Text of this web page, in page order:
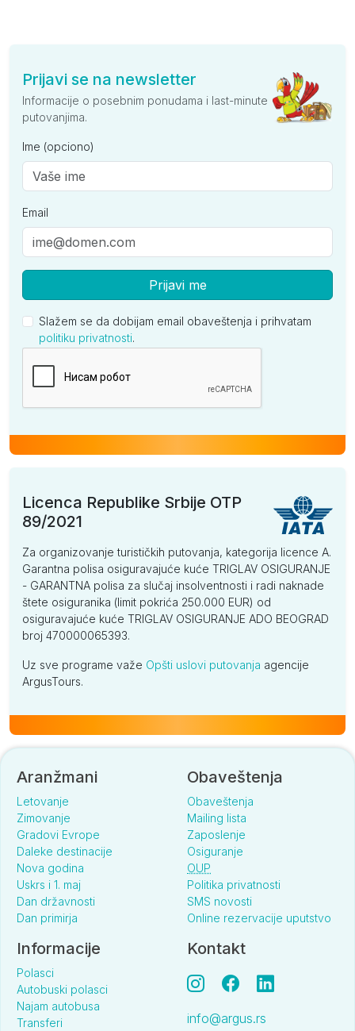
Prijavi se na newsletter
Informacije o posebnim ponudama i last-minute
putovanjima.
Ime (opciono)
Email
Prijavi me
Slažem se da dobijam email obaveštenja i prihvatam
politiku privatnosti.
Licenca Republike Srbije OTP
89/2021
Za organizovanje turističkih putovanja, kategorija licence A.
Garantna polisa osiguravajuće kuće TRIGLAV OSIGURANJE
- GARANTNA polisa za slučaj insolventnosti i radi naknade
štete osiguranika (limit pokrića 250.000 EUR) od
osiguravajuće kuće TRIGLAV OSIGURANJE ADO BEOGRAD
broj 470000065393.
Uz sve programe važe Opšti uslovi putovanja agencije
ArgusTours.
Aranžmani
Letovanje
Zimovanje
Gradovi Evrope
Daleke destinacije
Nova godina
Uskrs i 1. maj
Dan državnosti
Dan primirja
Obaveštenja
Obaveštenja
Mailing lista
Zaposlenje
Osiguranje
OUP
Politika privatnosti
SMS novosti
Online rezervacije uputstvo
Informacije
Polasci
Autobuski polasci
Najam autobusa
Transferi
Kontakt
info@argus.rs